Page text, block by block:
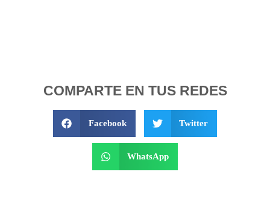
COMPARTE EN TUS REDES
Facebook Twitter
WhatsApp